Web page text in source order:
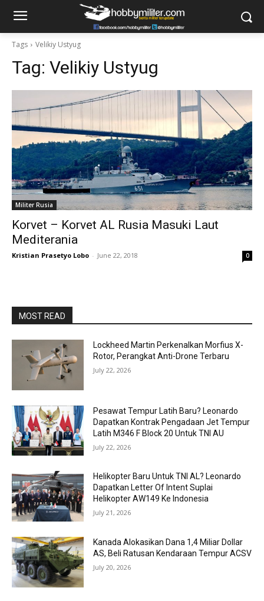
Tags Velikiy Ustyug
Tag: Velikiy Ustyug
Militer Rusia
Korvet – Korvet AL Rusia Masuki Laut
Mediterania
Kristian Prasetyo Lobo - June 22, 2018 0
MOST READ
Lockheed Martin Perkenalkan Morfius X-
Rotor, Perangkat Anti-Drone Terbaru
July 22, 2026
Pesawat Tempur Latih Baru? Leonardo
Dapatkan Kontrak Pengadaan Jet Tempur
Latih M346 F Block 20 Untuk TNI AU
July 22, 2026
Helikopter Baru Untuk TNI AL? Leonardo
Dapatkan Letter Of Intent Suplai
Helikopter AW149 Ke Indonesia
July 21, 2026
Kanada Alokasikan Dana 1,4 Miliar Dollar
AS, Beli Ratusan Kendaraan Tempur ACSV
July 20, 2026